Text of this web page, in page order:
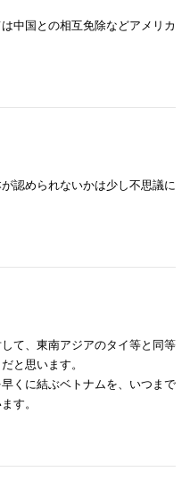
中国との相互免除などアメリカ
認められないかは少し不思議に
て、東南アジアのタイ等と同等
と思います。
くに結ぶベトナムを、いつまで
す。